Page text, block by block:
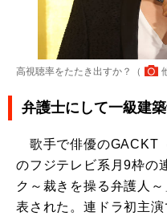
高視聴率をたたき出すか？（
弁護士にして一級建
歌手で俳優のGACKT
のフジテレビ系月9枠の
ク～裁きを操る弁護人
表された。連ドラ初主演